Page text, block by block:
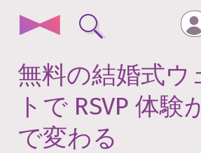
無料の結婚式ウ
トで RSVP 体験
で変わる